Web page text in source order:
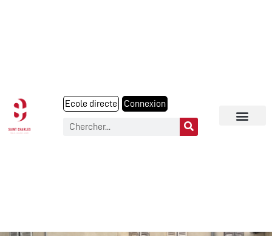
Ecole directe Connexion